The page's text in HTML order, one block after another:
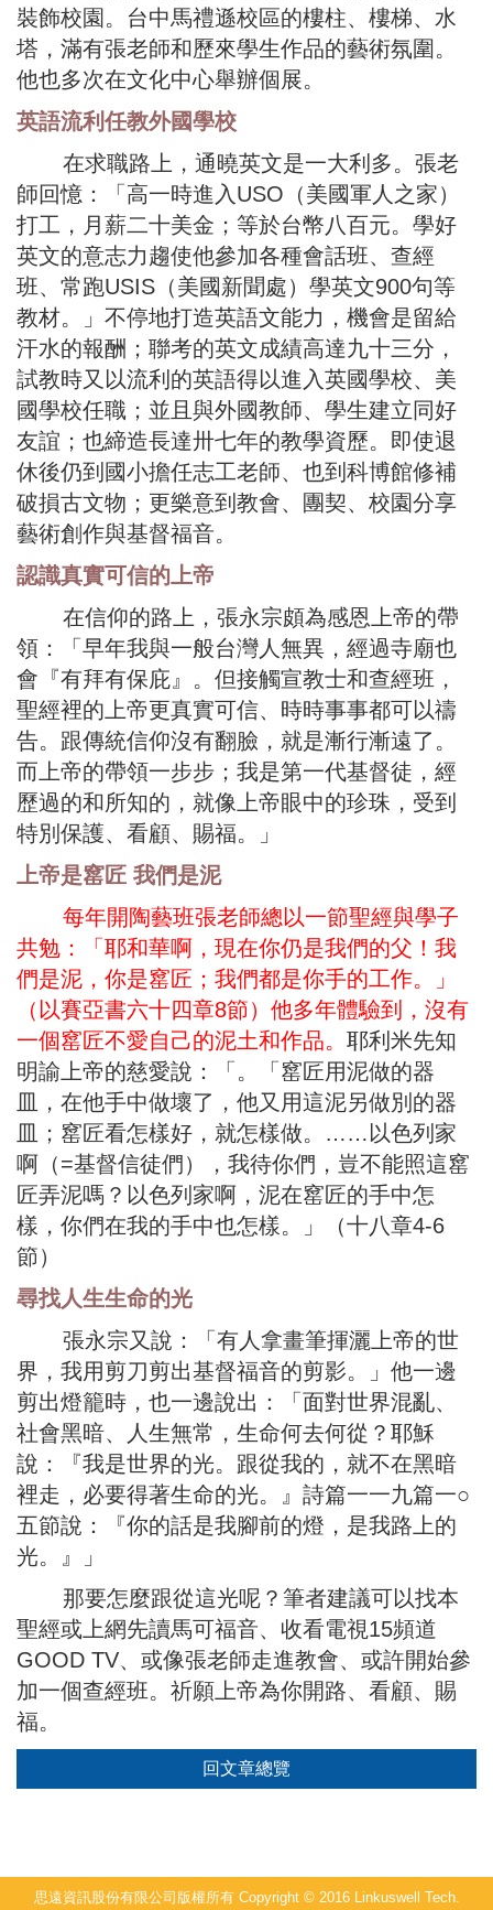
裝飾校園。台中馬禮遜校區的樓柱、樓梯、水
塔，滿有張老師和歷來學生作品的藝術氛圍。
他也多次在文化中心舉辦個展。
英語流利任教外國學校
在求職路上，通曉英文是一大利多。張老
師回憶：「高一時進入USO（美國軍人之家）
打工，月薪二十美金；等於台幣八百元。學好
英文的意志力趨使他參加各種會話班、查經
班、常跑USIS（美國新聞處）學英文900句等
教材。」不停地打造英語文能力，機會是留給
汗水的報酬；聯考的英文成績高達九十三分，
試教時又以流利的英語得以進入英國學校、美
國學校任職；並且與外國教師、學生建立同好
友誼；也締造長達卅七年的教學資歷。即使退
休後仍到國小擔任志工老師、也到科博館修補
破損古文物；更樂意到教會、團契、校園分享
藝術創作與基督福音。
認識真實可信的上帝
在信仰的路上，張永宗頗為感恩上帝的帶
領：「早年我與一般台灣人無異，經過寺廟也
會『有拜有保庇』。但接觸宣教士和查經班，
聖經裡的上帝更真實可信、時時事事都可以禱
告。跟傳統信仰沒有翻臉，就是漸行漸遠了。
而上帝的帶領一步步；我是第一代基督徒，經
歷過的和所知的，就像上帝眼中的珍珠，受到
特別保護、看顧、賜福。」
上帝是窰匠 我們是泥
每年開陶藝班張老師總以一節聖經與學子
共勉：「耶和華啊，現在你仍是我們的父！我
們是泥，你是窰匠；我們都是你手的工作。」
（以賽亞書六十四章8節）他多年體驗到，沒有
一個窰匠不愛自己的泥土和作品。 耶利米先知
明諭上帝的慈愛說：「。「窰匠用泥做的器
皿，在他手中做壞了，他又用這泥另做別的器
皿；窰匠看怎樣好，就怎樣做。……以色列家
啊（=基督信徒們），我待你們，豈不能照這窰
匠弄泥嗎？以色列家啊，泥在窰匠的手中怎
樣，你們在我的手中也怎樣。」（十八章4-6
節）
尋找人生生命的光
張永宗又說：「有人拿畫筆揮灑上帝的世
界，我用剪刀剪出基督福音的剪影。」他一邊
剪出燈籠時，也一邊說出：「面對世界混亂、
社會黑暗、人生無常，生命何去何從？耶穌
說：『我是世界的光。跟從我的，就不在黑暗
裡走，必要得著生命的光。』詩篇一一九篇一○
五節說：『你的話是我腳前的燈，是我路上的
光。』」
那要怎麼跟從這光呢？筆者建議可以找本
聖經或上網先讀馬可福音、收看電視15頻道
GOOD TV、或像張老師走進教會、或許開始參
加一個查經班。祈願上帝為你開路、看顧、賜
福。
回文章總覽
思遠資訊股份有限公司版權所有 Copyright © 2016 Linkuswell Tech.